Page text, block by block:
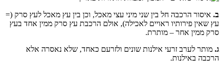
ב. איסור הרכבה חל בין שני מיני עצי מאכל, וכן בין עץ מאכל לעץ סרק (=
עץ שאין פירותיו ראויים לאכילה), אולם הרכבת עץ סרק ממין אחד בעץ
סרק ממין אחר – מותרת.
ג. מותר לערב זרעי אילנות שונים ולזרעם כאחד, שלא נאסרה אלא
הרכבה באילנות.